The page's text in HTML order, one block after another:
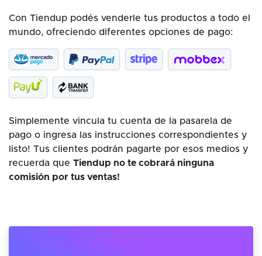
Con Tiendup podés venderle tus productos a todo el
mundo, ofreciendo diferentes opciones de pago:
Simplemente vincula tu cuenta de la pasarela de
pago o ingresa las instrucciones correspondientes y
listo! Tus clientes podrán pagarte por esos medios y
recuerda que Tiendup no te cobrará ninguna
comisión por tus ventas!